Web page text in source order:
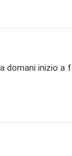
domani inizio a